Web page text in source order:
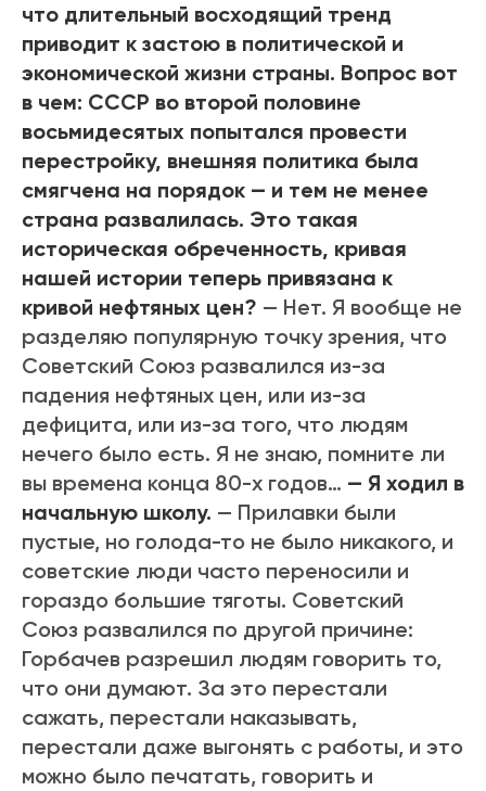
что длительный восходящий тренд
приводит к застою в политической и
экономической жизни страны. Вопрос вот
в чем: СССР во второй половине
восьмидесятых попытался провести
перестройку, внешняя политика была
смягчена на порядок — и тем не менее
страна развалилась. Это такая
историческая обреченность, кривая
нашей истории теперь привязана к
кривой нефтяных цен? — Нет. Я вообще не
разделяю популярную точку зрения, что
Советский Союз развалился из-за
падения нефтяных цен, или из-за
дефицита, или из-за того, что людям
нечего было есть. Я не знаю, помните ли
вы времена конца 80-х годов… — Я ходил в
начальную школу. — Прилавки были
пустые, но голода-то не было никакого, и
советские люди часто переносили и
гораздо большие тяготы. Советский
Союз развалился по другой причине:
Горбачев разрешил людям говорить то,
что они думают. За это перестали
сажать, перестали наказывать,
перестали даже выгонять с работы, и это
можно было печатать, говорить и